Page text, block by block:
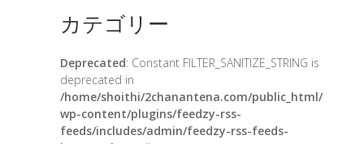
カテゴリー
Deprecated: Constant FILTER_SANITIZE_STRING is
deprecated in
/home/shoithi/2chanantena.com/public_html/
wp-content/plugins/feedzy-rss-
feeds/includes/admin/feedzy-rss-feeds-